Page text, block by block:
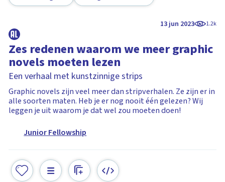
13 jun 2023 1.2k
Zes redenen waarom we meer graphic
novels moeten lezen
Een verhaal met kunstzinnige strips
Graphic novels zijn veel meer dan stripverhalen. Ze zijn er in
alle soorten maten. Heb je er nog nooit één gelezen? Wij
leggen je uit waarom je dat wel zou moeten doen!
Junior Fellowship